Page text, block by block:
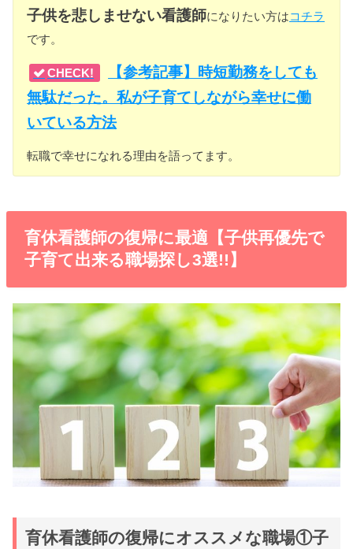
子供を悲しませない看護師になりたい方はコチラ
です。
CHECK!
【参考記事】時短勤務をしても
無駄だった。私が子育てしながら幸せに働
いている方法
転職で幸せになれる理由を語ってます。
育休看護師の復帰に最適【子供再優先で
子育て出来る職場探し3選!!】
育休看護師の復帰にオススメな職場①子